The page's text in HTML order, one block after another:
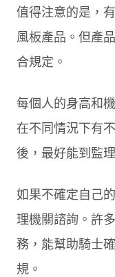
值得注意的是，
風板產品。但產
合規定。
每個人的身高和
在不同情況下有
後，最好能到監
如果不確定自己
理機關諮詢。許
務，能幫助騎士
規。